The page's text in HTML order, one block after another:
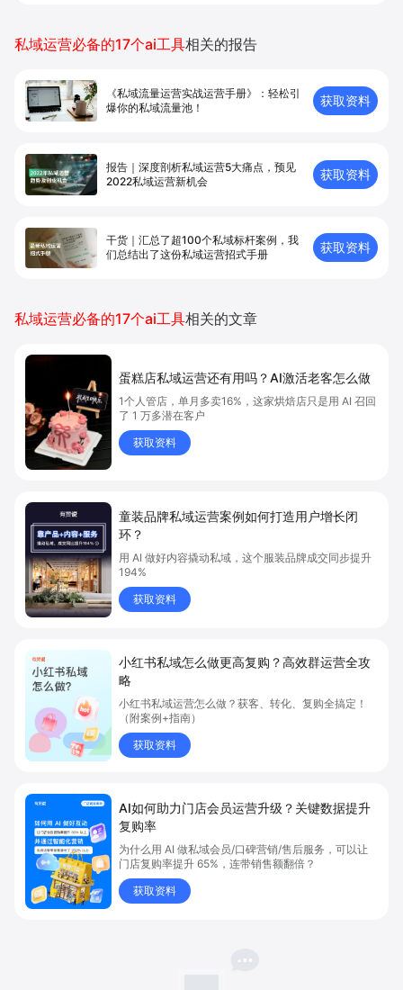
私域运营必备的17个ai工具相关的报告
《私域流量运营实战运营手册》：轻松引
爆你的私域流量池！
获取资料
报告｜深度剖析私域运营5大痛点，预见
2022私域运营新机会
获取资料
干货｜汇总了超100个私域标杆案例，我
们总结出了这份私域运营招式手册
获取资料
私域运营必备的17个ai工具相关的文章
蛋糕店私域运营还有用吗？AI激活老客怎么做
1个人管店，单月多卖16%，这家烘焙店只是用 AI 召回
了 1 万多潜在客户
获取资料
童装品牌私域运营案例如何打造用户增长闭
环？
用 AI 做好内容撬动私域，这个服装品牌成交同步提升
194%
获取资料
小红书私域怎么做更高复购？高效群运营全攻
略
小红书私域运营怎么做？获客、转化、复购全搞定！
（附案例+指南）
获取资料
AI如何助力门店会员运营升级？关键数据提升
复购率
为什么用 AI 做私域会员/口碑营销/售后服务，可以让
门店复购率提升 65%，连带销售额翻倍？
获取资料